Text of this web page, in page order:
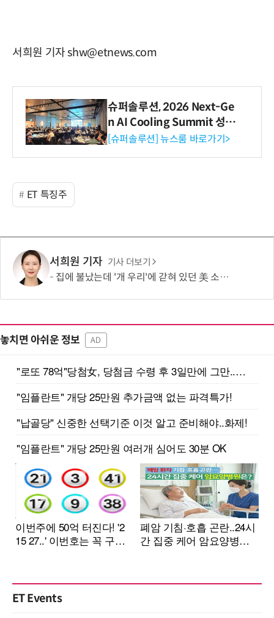
서희원 기자 shw@etnews.com
슈퍼솔루션, 2026 Next-Ge
n AI Cooling Summit 성황
리 성료
[슈퍼솔루션] 뉴스룸 바로가기>
ET 특징주
서희원 기자 기사 더보기
집에 불났는데 '개 우리'에 갇혀 있던 美 소년…“아이가 스스로 들어갔다?”
놓치면 아쉬운 정보 AD
ET Events